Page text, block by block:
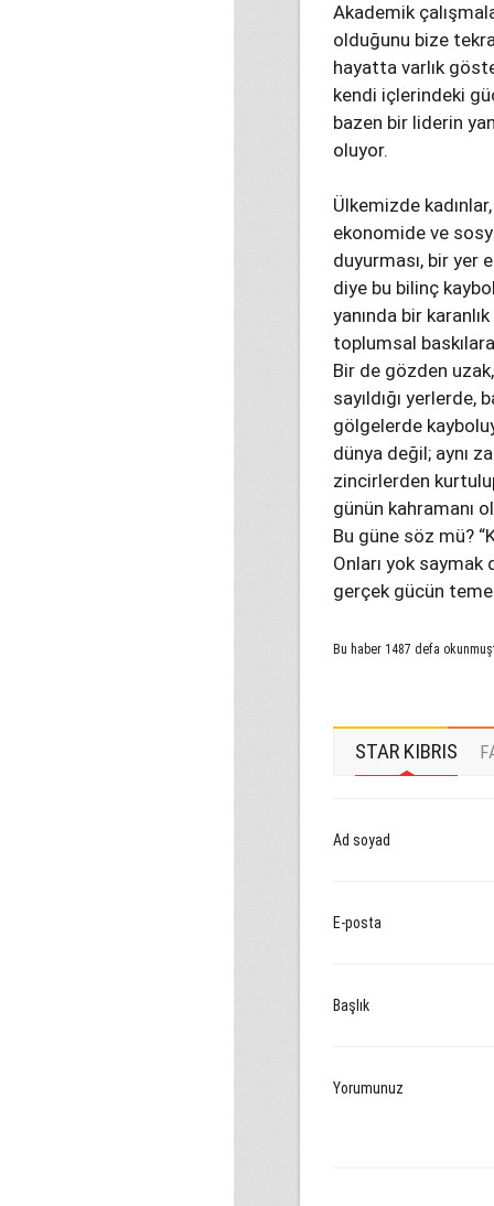
Akademik
olduğunu bize
hayatta varlık
kendi içlerindeki
bazen bir liderin
oluyor.
Ülkemizde
ekonomide ve
duyurması, bir yer
diye bu bilinç
yanında bir
toplumsal
Bir de gözden
sayıldığı yerlerde,
gölgelerde
dünya değil; aynı
zincirlerden
günün kahramanı
Bu güne söz mü?
Onları yok
gerçek gücün
Bu haber 1487 defa
STAR KIBRIS
Ad soyad
E-posta
Başlık
Yorumunuz